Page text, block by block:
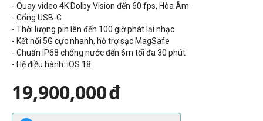
- Quay video 4K Dolby Vision đến 60 fps, Hòa Âm
- Cổng USB-C
- Thời lượng pin lên đến 100 giờ phát lại nhạc
- Kết nối 5G cực nhanh, hỗ trợ sạc MagSafe
- Chuẩn IP68 chống nước đến 6m tối đa 30 phút
- Hệ điều hành: iOS 18
19,900,000đ